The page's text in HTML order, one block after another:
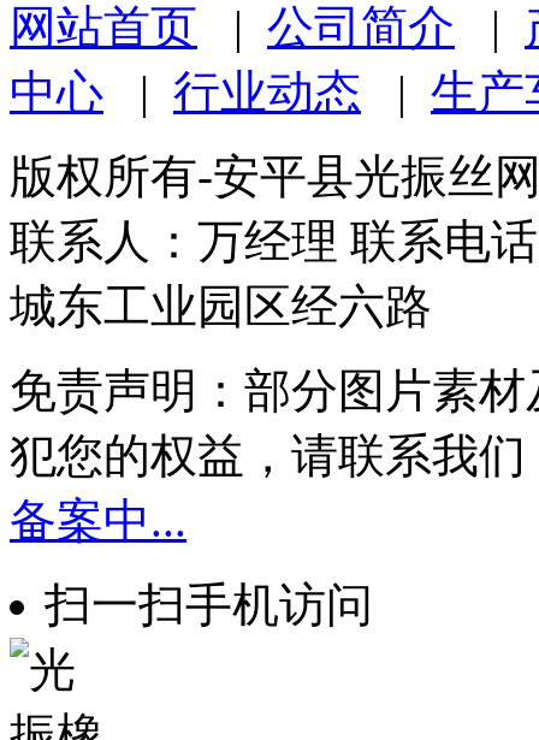
网站首页 | 公司简介 |
中心 | 行业动态 | 生产
版权所有-安平县光振丝
联系人：万经理 联系电
城东工业园区经六路
免责声明：部分图片素
犯您的权益，请联系我
备案中...
扫一扫手机访问